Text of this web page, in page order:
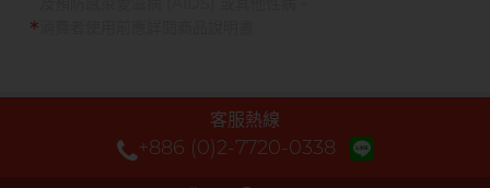
*
客服熱線
+886 (0)2-7720-0338